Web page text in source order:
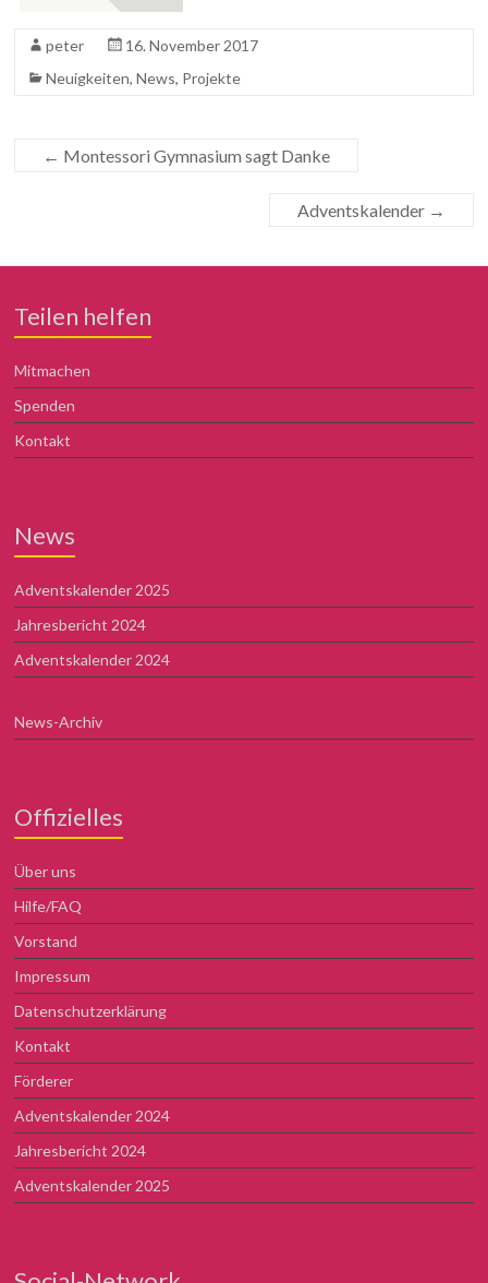
peter
16. November 2017
Neuigkeiten,News, Projekte
← Montessori Gymnasium sagt Danke
Adventskalender →
Teilen helfen
Mitmachen
Spenden
Kontakt
News
Adventskalender 2025
Jahresbericht 2024
Adventskalender 2024
News-Archiv
Offizielles
Über uns
Hilfe/FAQ
Vorstand
Impressum
Datenschutzerklärung
Kontakt
Förderer
Adventskalender 2024
Jahresbericht 2024
Adventskalender 2025